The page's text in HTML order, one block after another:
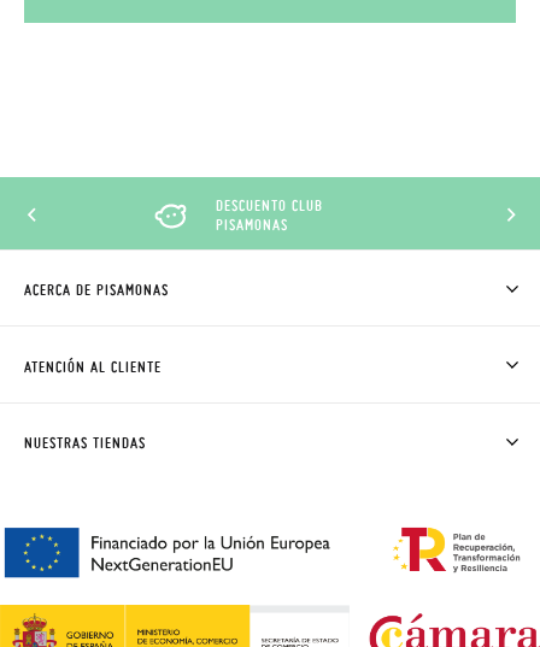
DESCUENTO CLUB
PISAMONAS
ACERCA DE PISAMONAS
CÓMO COMPRAR
AVISO LEGAL, PRIVACIDAD Y COOKIES
REBAJAS
ATENCIÓN AL CLIENTE
PREGUNTAS FRECUENTES
NUESTRAS TIENDAS